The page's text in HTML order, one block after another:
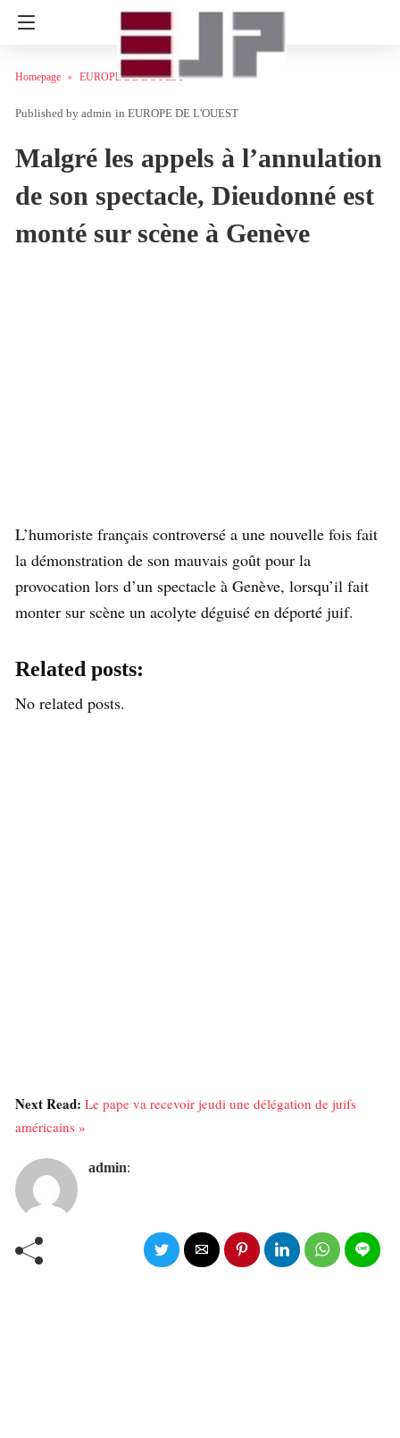
Homepage EUROPE DE L'OUEST
admin in EUROPE DE L'OUEST
Malgré les appels à l’annulation
de son spectacle, Dieudonné est
monté sur scène à Genève
L’humoriste français controversé a une nouvelle fois fait
la démonstration de son mauvais goût pour la
provocation lors d’un spectacle à Genève, lorsqu’il fait
monter sur scène un acolyte déguisé en déporté juif.
Related posts:
No related posts.
Next Read: Le pape va recevoir jeudi une délégation de juifs
américains »
admin: